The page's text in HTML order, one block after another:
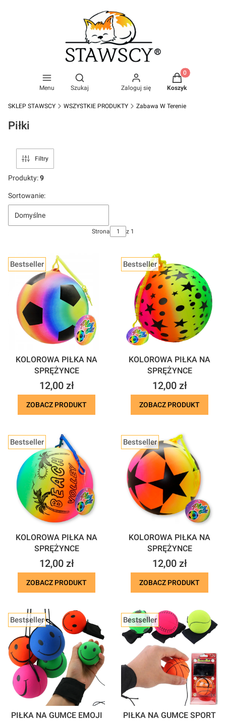
Menu
Otwórz wyszukiwarkę
Szukaj Zaloguj się
Produkty w
Koszyk
SKLEP STAWSCY WSZYSTKIE PRODUKTY Zabawa W Terenie
Piłki
Filtry
Produkty:9
Lista produktów
Sortowanie:
Domyślne
Strona z 1
Bestseller
KOLOROWA PIŁKA NA
SPRĘŻYNCE
Cena
12,00 zł
ZOBACZ PRODUKT
Bestseller
KOLOROWA PIŁKA NA
SPRĘŻYNCE
Cena
12,00 zł
ZOBACZ PRODUKT
Bestseller
KOLOROWA PIŁKA NA
SPRĘŻYNCE
Cena
12,00 zł
ZOBACZ PRODUKT
Bestseller
KOLOROWA PIŁKA NA
SPRĘŻYNCE
Cena
12,00 zł
ZOBACZ PRODUKT
Bestseller
PIŁKA NA GUMCE EMOJI
Bestseller
PIŁKA NA GUMCE SPORT